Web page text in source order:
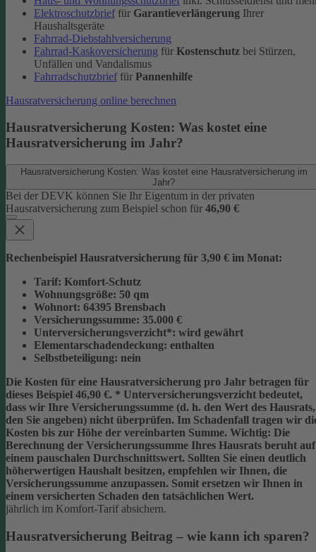
Elektroschutzbrief für Garantieverlängerung Ihrer
Haushaltsgeräte
Fahrrad-Diebstahlversicherung
Fahrrad-Kaskoversicherung für Kostenschutz bei Stürzen,
Unfällen und Vandalismus
Fahrradschutzbrief für Pannenhilfe
Hausratversicherung online berechnen
Hausratversicherung Kosten: Was kostet eine
Hausratversicherung im Jahr?
Hausratversicherung Kosten: Was kostet eine Hausratversicherung im
Jahr?
Bei der DEVK können Sie Ihr Eigentum in der privaten
Hausratversicherung zum Beispiel schon für 46,90 €
Rechenbeispiel Hausratversicherung für 3,90 € im Monat:
Tarif: Komfort-Schutz
Wohnungsgröße: 50 qm
Wohnort: 64395 Brensbach
Versicherungssumme: 35.000 €
Unterversicherungsverzicht*: wird gewährt
Elementarschadendeckung: enthalten
Selbstbeteiligung: nein
Die Kosten für eine Hausratversicherung pro Jahr betragen für
dieses Beispiel 46,90 €. * Unterversicherungsverzicht bedeutet,
dass wir Ihre Versicherungssumme (d. h. den Wert des Hausrats,
den Sie angeben) nicht überprüfen. Im Schadenfall tragen wir
Kosten bis zur Höhe der vereinbarten Summe. Wichtig: Die
Berechnung der Versicherungssumme Ihres Hausrats beruht auf
einem pauschalen Durchschnittswert. Sollten Sie einen deutlich
höherwertigen Haushalt besitzen, empfehlen wir Ihnen, die
Versicherungssumme anzupassen. Somit ersetzen wir Ihnen in
einem versicherten Schaden den tatsächlichen Wert.
jährlich im Komfort-Tarif absichern.
Hausratversicherung Beitrag – wie kann ich sparen?